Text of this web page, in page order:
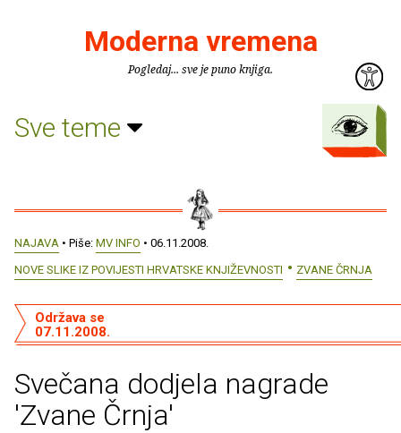
Moderna vremena
Pogledaj... sve je puno knjiga.
Sve teme
NAJAVA • Piše: MV INFO • 06.11.2008.
NOVE SLIKE IZ POVIJESTI HRVATSKE KNJIŽEVNOSTI
ZVANE ČRNJA
Svečana dodjela nagrade
'Zvane Črnja'
Održava se
07.11.2008.